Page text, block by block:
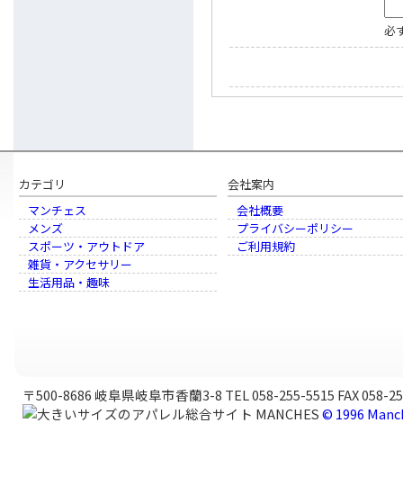
必
カテゴリ
マンチェス
メンズ
スポーツ・アウトドア
雑貨・アクセサリー
生活用品・趣味
会社案内
会社概要
プライバシーポリシー
ご利用規約
〒500-8686 岐阜県岐阜市香蘭3-8 TEL 058-255-5515 FAX 058-
© 1996